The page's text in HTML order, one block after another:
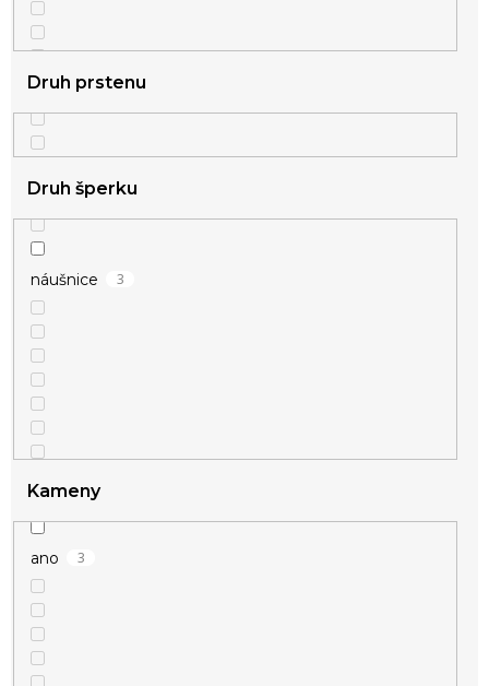
růžové zlato
stříbrná
Druh prstenu
Druh šperku
náušnice 3
Kameny
ano 3